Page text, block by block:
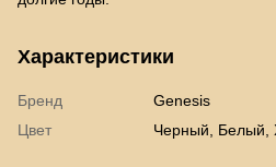
Характеристики
Бренд
Genesis
Цвет
Черный, Белый,